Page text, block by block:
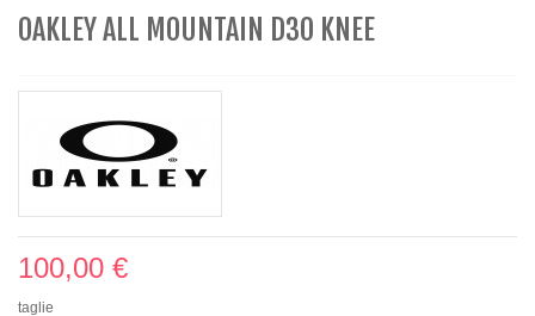
OAKLEY ALL MOUNTAIN D3O KNEE
100,00 €
taglie